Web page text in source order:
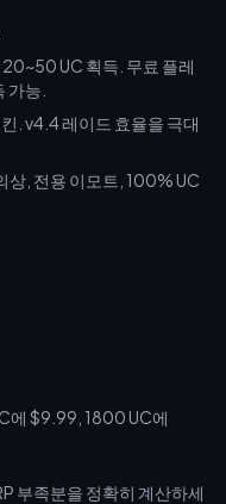
UC 획득. 무료 플레
가능.
. v4.4 레이드 효율을 극대
상, 전용 이모트, 100% UC
에 $9.99, 1800 UC에
부족분을 정확히 계산하세